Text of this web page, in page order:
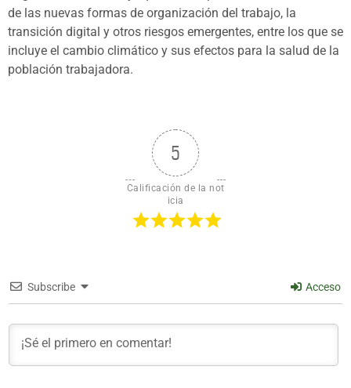
de las nuevas formas de organización del trabajo, la
transición digital y otros riesgos emergentes, entre los que se
incluye el cambio climático y sus efectos para la salud de la
población trabajadora.
5
Calificación de la not
icia
Subscribe Acceso